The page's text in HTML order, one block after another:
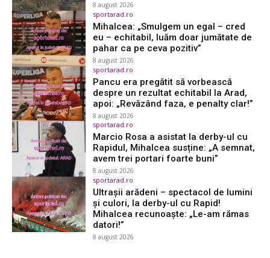
8 august 2026
sportarad.ro
Mihalcea: „Smulgem un egal – cred
eu – echitabil, luăm doar jumătate de
pahar ca pe ceva pozitiv”
8 august 2026
sportarad.ro
Pancu era pregătit să vorbească
despre un rezultat echitabil la Arad,
apoi: „Revăzând faza, e penalty clar!”
8 august 2026
sportarad.ro
Marcio Rosa a asistat la derby-ul cu
Rapidul, Mihalcea susține: „A semnat,
avem trei portari foarte buni”
8 august 2026
sportarad.ro
Ultrașii arădeni – spectacol de lumini
și culori, la derby-ul cu Rapid!
Mihalcea recunoaște: „Le-am rămas
datori!”
8 august 2026